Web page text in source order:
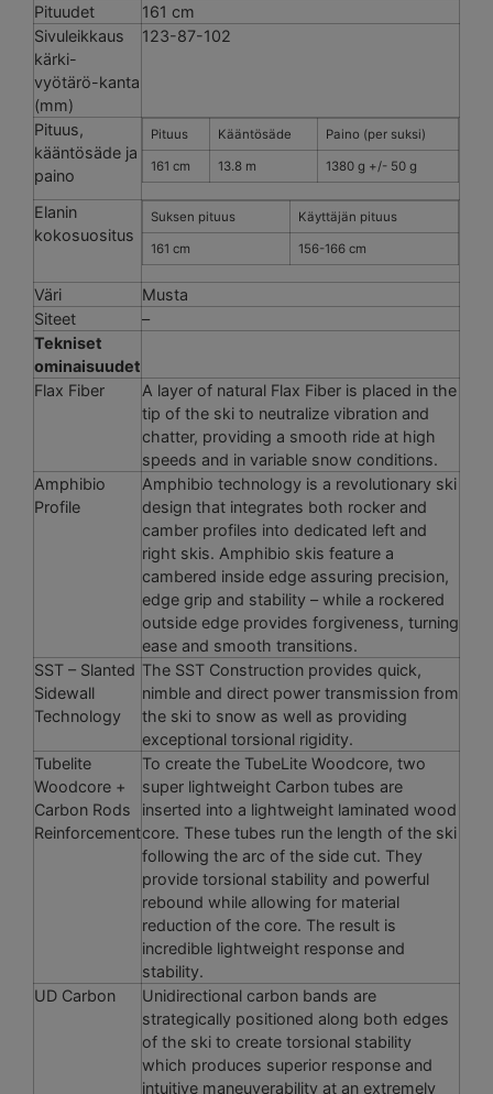
Pituudet
161 cm
Sivuleikkaus
kärki-
vyötärö-kanta
(mm)
123-87-102
Pituus,
kääntösäde ja
paino
Pituus Kääntösäde Paino (per suksi)
161 cm 13.8 m 1380 g +/- 50 g
Elanin
kokosuositus
Suksen pituus Käyttäjän pituus
161 cm 156-166 cm
Väri
Musta
Siteet
–
Tekniset
ominaisuudet
Flax Fiber
A layer of natural Flax Fiber is placed in the
tip of the ski to neutralize vibration and
chatter, providing a smooth ride at high
speeds and in variable snow conditions.
Amphibio
Profile
Amphibio technology is a revolutionary ski
design that integrates both rocker and
camber profiles into dedicated left and
right skis. Amphibio skis feature a
cambered inside edge assuring precision,
edge grip and stability – while a rockered
outside edge provides forgiveness, turning
ease and smooth transitions.
SST – Slanted
Sidewall
Technology
The SST Construction provides quick,
nimble and direct power transmission from
the ski to snow as well as providing
exceptional torsional rigidity.
Tubelite
Woodcore +
Carbon Rods
Reinforcement
To create the TubeLite Woodcore, two
super lightweight Carbon tubes are
inserted into a lightweight laminated wood
core. These tubes run the length of the ski
following the arc of the side cut. They
provide torsional stability and powerful
rebound while allowing for material
reduction of the core. The result is
incredible lightweight response and
stability.
UD Carbon
Unidirectional carbon bands are
strategically positioned along both edges
of the ski to create torsional stability
which produces superior response and
intuitive maneuverability at an extremely